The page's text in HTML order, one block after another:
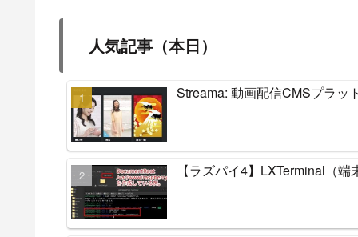
人気記事（本日）
Streama: 動画配信CMSプラッ
【ラズパイ4】LXTerminal（